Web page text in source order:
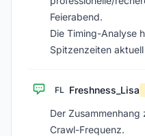
Feierabend.
Die Timing-Analyse
Spitzenzeiten
FL Freshness_Lisa
Der
Crawl-Frequenz.